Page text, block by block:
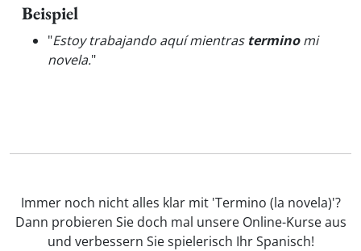
Beispiel
"Estoy trabajando aquí mientras terminomi
novela."
Immer noch nicht alles klar mit 'Termino (la novela)'?
Dann probieren Sie doch mal unsere Online-Kurse aus
und verbessern Sie spielerisch Ihr Spanisch!